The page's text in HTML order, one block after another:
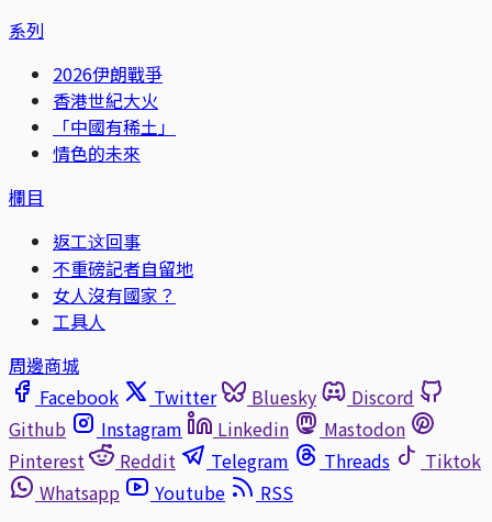
系列
2026伊朗戰爭
香港世紀大火
「中國有稀土」
情色的未來
欄目
返工这回事
不重磅記者自留地
女人沒有國家？
工具人
周邊商城
Facebook
Twitter Bluesky
Discord
Github
Instagram Linkedin
Mastodon
Pinterest
Reddit Telegram Threads
Tiktok
Whatsapp
Youtube
RSS